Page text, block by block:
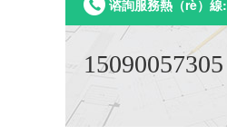
谘詢服務熱（rè）線:
15090057305